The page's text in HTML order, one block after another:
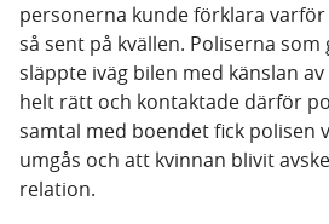
personerna kunde förklara
så sent på kvällen. Poliserna
släppte iväg bilen med känslan
helt rätt och kontaktade därför
samtal med boendet fick polisen
umgås och att kvinnan blivit
relation.